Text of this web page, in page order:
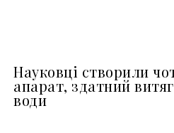
Науковці створили
апарат, здатний
води